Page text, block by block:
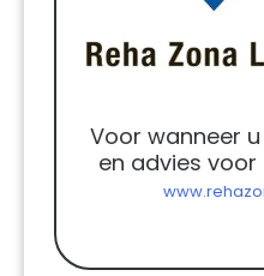
Voor wanneer
en advies voor